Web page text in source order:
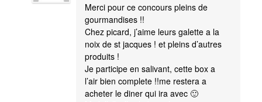
Merci pour ce concours pleins de
gourmandises !!
Chez picard, j’aime leurs galette a la
noix de st jacques ! et pleins d’autres
produits !
Je participe en salivant, cette box a
l’air bien complete !!me restera a
acheter le diner qui ira avec 🙂